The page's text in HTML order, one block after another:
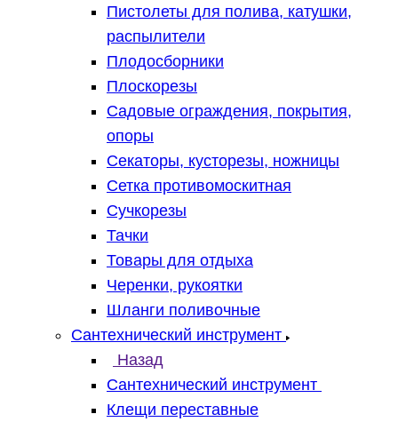
Пистолеты для полива, катушки,
распылители
Плодосборники
Плоскорезы
Садовые ограждения, покрытия,
опоры
Секаторы, кусторезы, ножницы
Сетка противомоскитная
Сучкорезы
Тачки
Товары для отдыха
Черенки, рукоятки
Шланги поливочные
Сантехнический инструмент
Назад
Сантехнический инструмент
Клещи переставные